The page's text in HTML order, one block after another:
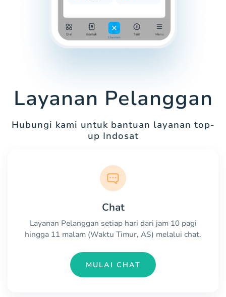
Layanan Pelanggan
Hubungi kami untuk bantuan layanan top-
up Indosat
Chat
Layanan Pelanggan setiap hari dari jam 10 pagi
hingga 11 malam (Waktu Timur, AS) melalui chat.
MULAI CHAT